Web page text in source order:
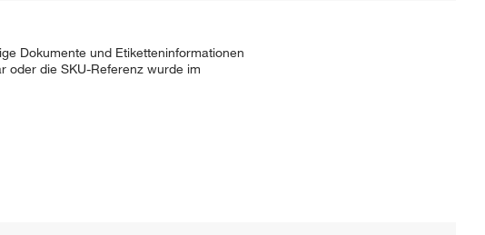
Dokumente und Etiketteninformationen
oder die SKU-Referenz wurde im